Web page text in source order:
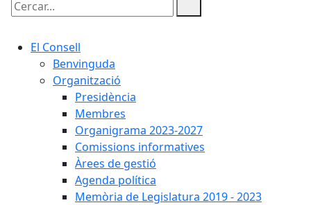
Cercar:
El Consell
Benvinguda
Organització
Presidència
Membres
Organigrama 2023-2027
Comissions informatives
Àrees de gestió
Agenda política
Memòria de Legislatura 2019 - 2023